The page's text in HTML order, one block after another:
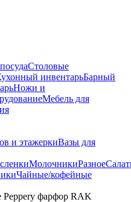
Столовые
инвентарьБарный
Ножи и
Мебель для
и этажеркиВазы для
МолочникиРазное
Чайные/кофейные
Peppery фарфор RAK